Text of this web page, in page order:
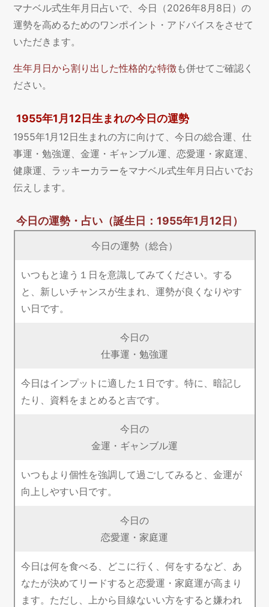
マナベル式生年月日占いで、今日（2026年8月8日）の
運勢を高めるためのワンポイント・アドバイスをさせて
いただきます。
生年月日から割り出した性格的な特徴も併せてご確認く
ださい。
1955年1月12日生まれの今日の運勢
1955年1月12日生まれの方に向けて、今日の総合運、仕
事運・勉強運、金運・ギャンブル運、恋愛運・家庭運、
健康運、ラッキーカラーをマナベル式生年月日占いでお
伝えします。
今日の運勢・占い（誕生日：1955年1月12日）
今日の運勢（総合）
いつもと違う１日を意識してみてください。する
と、新しいチャンスが生まれ、運勢が良くなりやす
い日です。
今日の
仕事運・勉強運
今日はインプットに適した１日です。特に、暗記し
たり、資料をまとめると吉です。
今日の
金運・ギャンブル運
いつもより個性を強調して過ごしてみると、金運が
向上しやすい日です。
今日の
恋愛運・家庭運
今日は何を食べる、どこに行く、何をするなど、あ
なたが決めてリードすると恋愛運・家庭運が高まり
ます。ただし、上から目線ないい方をすると嫌われ